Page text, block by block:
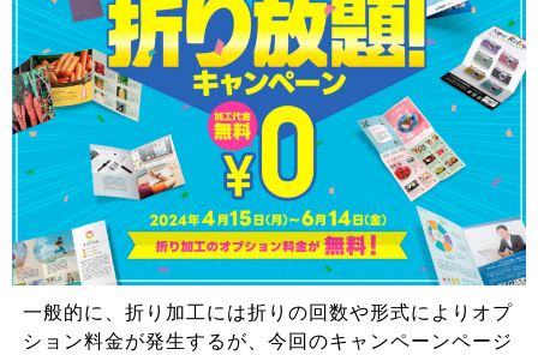
一般的に、折り加工には折りの回数や形式によりオプ
ション料金が発生するが、今回のキャンペーンページ